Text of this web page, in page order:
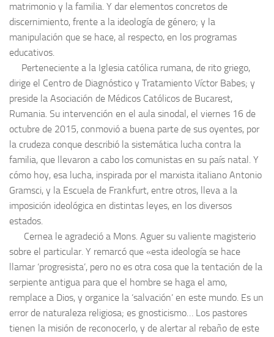
matrimonio y la familia. Y dar elementos concretos de
discernimiento, frente a la ideología de género; y la
manipulación que se hace, al respecto, en los programas
educativos.
Perteneciente a la Iglesia católica rumana, de rito griego,
dirige el Centro de Diagnóstico y Tratamiento Víctor Babes; y
preside la Asociación de Médicos Católicos de Bucarest,
Rumania. Su intervención en el aula sinodal, el viernes 16 de
octubre de 2015, conmovió a buena parte de sus oyentes, por
la crudeza conque describió la sistemática lucha contra la
familia, que llevaron a cabo los comunistas en su país natal. Y
cómo hoy, esa lucha, inspirada por el marxista italiano Antonio
Gramsci, y la Escuela de Frankfurt, entre otros, lleva a la
imposición ideológica en distintas leyes, en los diversos
estados.
Cernea le agradeció a Mons. Aguer su valiente magisterio
sobre el particular. Y remarcó que «esta ideología se hace
llamar ‘progresista’, pero no es otra cosa que la tentación de la
serpiente antigua para que el hombre se haga el amo,
remplace a Dios, y organice la ‘salvación’ en este mundo. Es un
error de naturaleza religiosa; es gnosticismo… Los pastores
tienen la misión de reconocerlo, y de alertar al rebaño de este